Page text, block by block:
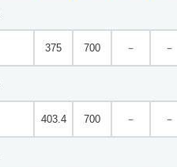
375 700 － －
403.4 700 － －